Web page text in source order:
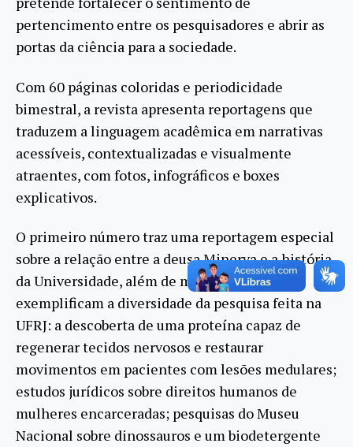
pertencimento entre os pesquisadores e abrir as
portas da ciência para a sociedade.
Com 60 páginas coloridas e periodicidade
bimestral, a revista apresenta reportagens que
traduzem a linguagem acadêmica em narrativas
acessíveis, contextualizadas e visualmente
atraentes, com fotos, infográficos e boxes
explicativos.
O primeiro número traz uma reportagem especial
sobre a relação entre a deusa Minerva e a história
da Universidade, além de matérias que
exemplificam a diversidade da pesquisa feita na
UFRJ: a descoberta de uma proteína capaz de
regenerar tecidos nervosos e restaurar
movimentos em pacientes com lesões medulares;
estudos jurídicos sobre direitos humanos de
mulheres encarceradas; pesquisas do Museu
Nacional sobre dinossauros e um biodetergente